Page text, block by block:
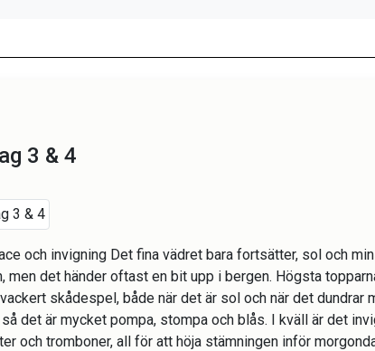
3 & 4
och invigning Det fina vädret bara fortsätter, sol och
men det händer oftast en bit upp i bergen. Högsta
skådespel, både när det är sol och när det dundrar
det är mycket pompa, stompa och blås. I kväll är det
och tromboner, all för att höja stämningen inför